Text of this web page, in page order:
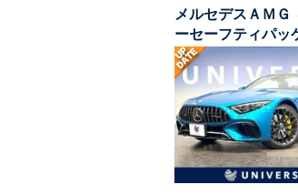
メルセデスＡＭ
ーセーフティパ
Ｄ 純正２１イン